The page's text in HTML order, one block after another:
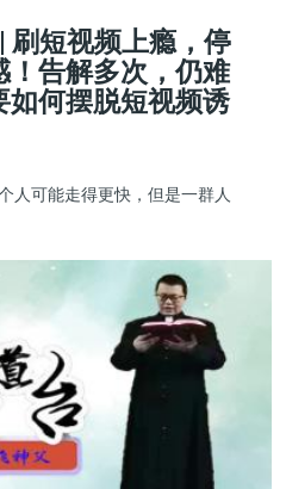
刷短视频上瘾，停
告解多次，仍难
如何摆脱短视频诱
人可能走得更快，但是一群人